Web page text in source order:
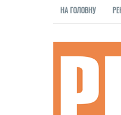
НА ГОЛОВНУ